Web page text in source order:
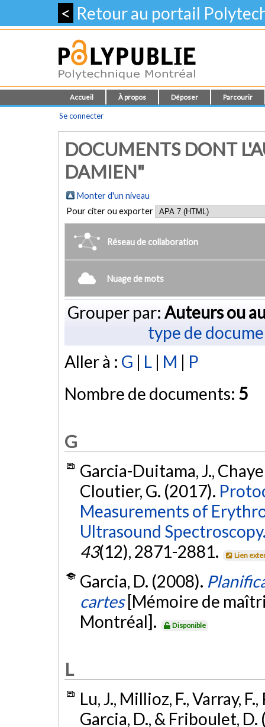
< Retour au portail
Accueil À propos Déposer Parcourir
Se connecter
DOCUMENTS DONT
DAMIEN"
Monter d'un niveau
Pour citer ou exporter
Réseau de collaboration
Nuage de mots
Grouper par: Auteurs ou
type de
Aller à : G | L | M | P
Nombre de documents: 5
G
Garcia-Duitama, J.,
Cloutier, G. (2017).
Measurements of
Ultrasound
43(12), 2871-2881. Lien
Garcia, D. (2008).
cartes [Mémoire de
Montréal].
Disponible
L
Lu, J., Millioz, F., Varray,
Garcia, D., & Friboulet,